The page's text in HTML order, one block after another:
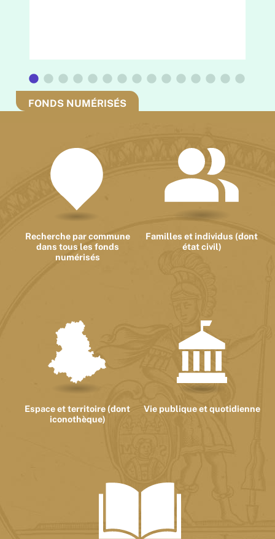
Recherche par commune
dans tous les fonds
numérisés
Familles et individus (dont
état civil)
Espace et territoire (dont
iconothèque)
Vie publique et quotidienne